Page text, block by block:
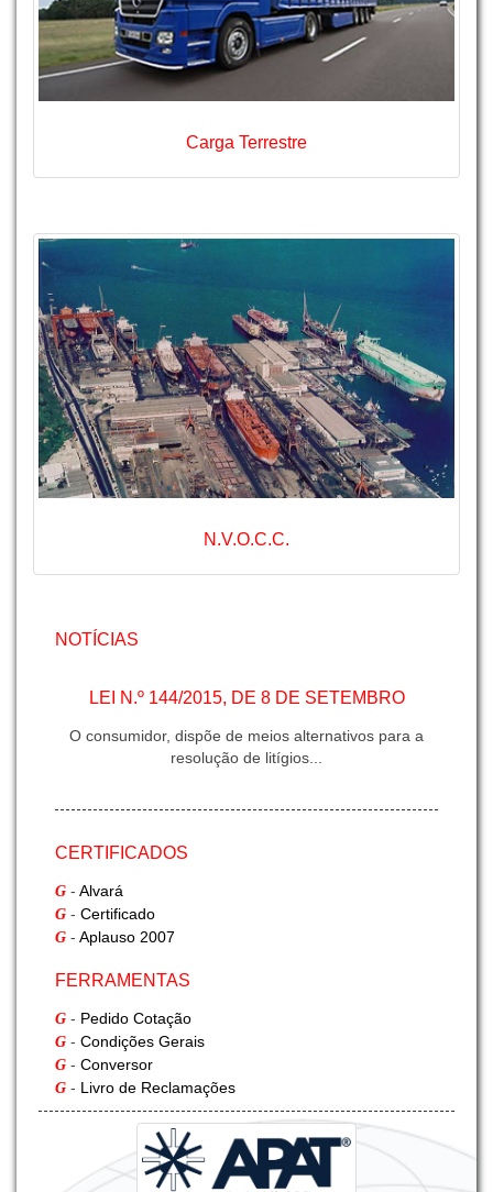
Carga Terrestre
N.V.O.C.C.
NOTÍCIAS
LEI N.º 144/2015, DE 8 DE SETEMBRO
O consumidor, dispõe de meios alternativos para a
resolução de litígios...
INFORMAÇÃO G-FREIGHT - II
CERTIFICADOS
G - Alvará
G - Certificado
G - Aplauso 2007
FERRAMENTAS
G - Pedido Cotação
G - Condições Gerais
G - Conversor
G - Livro de Reclamações